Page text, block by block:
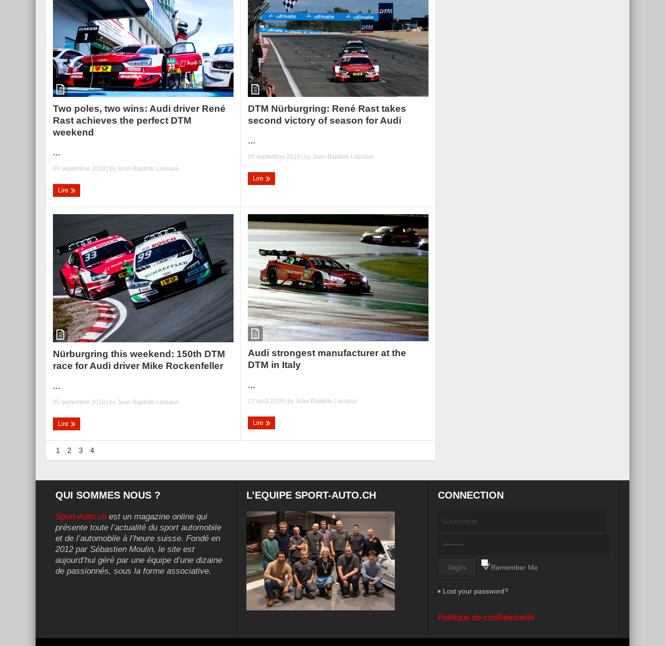
Two poles, two wins: Audi driver René
Rast achieves the perfect DTM
weekend
...
09 septembre 2018 | by Jean-Baptiste Lassaux
Lire
DTM Nürburgring: René Rast takes
second victory of season for Audi
...
08 septembre 2018 | byJean-Baptiste Lassaux
Lire
Nürburgring this weekend: 150th DTM
race for Audi driver Mike Rockenfeller
...
05 septembre 2018 | by Jean-Baptiste Lassaux
Lire
Audi strongest manufacturer at the
DTM in Italy
...
27 août 2018 | byJean-Baptiste Lassaux
Lire
1 2 3 4
QUI SOMMES NOUS ?
Sport-Auto.ch est un magazine online qui
présente toute l’actualité du sport automobile
et de l’automobile à l’heure suisse. Fondé en
2012 par Sébastien Moulin, le site est
aujourd’hui géré par une équipe d’une dizaine
de passionnés, sous la forme associative.
L’EQUIPE SPORT-AUTO.CH CONNECTION
Remember Me
Lost your password?
Politique de confidentialité